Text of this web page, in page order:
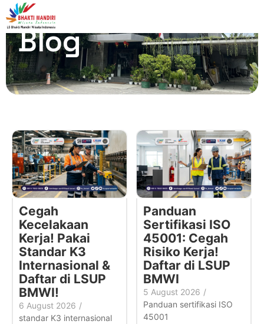
Blog
Cegah
Kecelakaan
Kerja! Pakai
Standar K3
Internasional &
Daftar di LSUP
BMWI!
6 August 2026 /
standar K3 internasional
Panduan
Sertifikasi ISO
45001: Cegah
Risiko Kerja!
Daftar di LSUP
BMWI
5 August 2026 /
Panduan sertifikasi ISO
45001